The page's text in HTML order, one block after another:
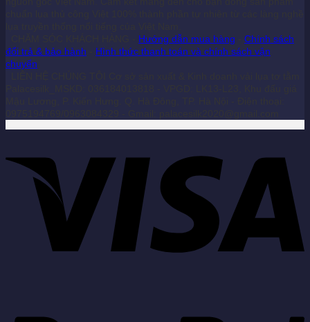
Hướng dẫn mua hàng
Chính sách
đổi trả & bảo hành
Hình thức thanh toán và chính sách vận
chuyển